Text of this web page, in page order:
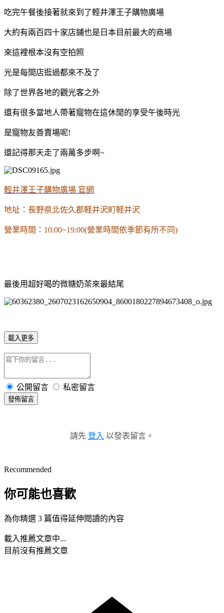
吃完午餐後接著就來到了輕井澤王子購物廣場
大約有兩百四十家店鋪也是日本目前最大的商場
來這裡根本沒有空拍照
光是每間店逛過都來不及了
除了世界各地的觀光客之外
還有很多當地人帶著寵物在這休閒的享受午後時光
是寵物友善賣場呢!
還記得那天走了兩萬多步啊~
輕井澤王子購物廣場 官網
地址：長野県北佐久郡軽井沢町軽井沢
營業時間：10:00~19:00(營業時間依季節有所不同)
最後用超好喝的微糖奶茶來最結尾
載入更多
公開留言 私密留言
發佈留言
請先 登入 以發表留言。
Recommended
你可能也喜歡
為你精選 3 篇值得延伸閱讀的內容
載入推薦文章中...
目前沒有推薦文章